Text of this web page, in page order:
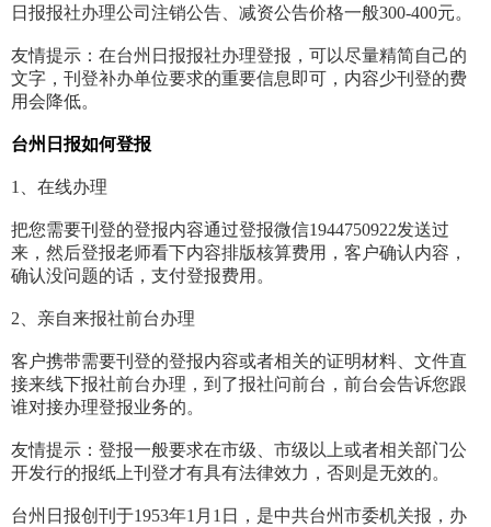
日报报社办理公司注销公告、减资公告价格一般300-400元。
友情提示：在台州日报报社办理登报，可以尽量精简自己的
文字，刊登补办单位要求的重要信息即可，内容少刊登的费
用会降低。
台州日报如何登报
1、在线办理
把您需要刊登的登报内容通过登报微信1944750922发送过
来，然后登报老师看下内容排版核算费用，客户确认内容，
确认没问题的话，支付登报费用。
2、亲自来报社前台办理
客户携带需要刊登的登报内容或者相关的证明材料、文件直
接来线下报社前台办理，到了报社问前台，前台会告诉您跟
谁对接办理登报业务的。
友情提示：登报一般要求在市级、市级以上或者相关部门公
开发行的报纸上刊登才有具有法律效力，否则是无效的。
台州日报创刊于1953年1月1日，是中共台州市委机关报，办